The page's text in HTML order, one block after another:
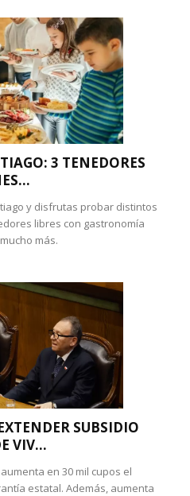
3 TENEDORES
y disfrutas probar distintos
libres con gastronomía
más.
SUBSIDIO
VIV...
en 30 mil cupos el
estatal. Además, aumenta